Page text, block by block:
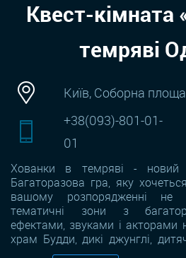
Квест-кімната
темряві
Київ, Соборна
+38(093)-801-01-
01
Хованки в темряві - новий
Багаторазова гра, яку
вашому розпорядженні не
тематичні зони з
ефектами, звуками і акторами
храм Будди, дикі джунглі,